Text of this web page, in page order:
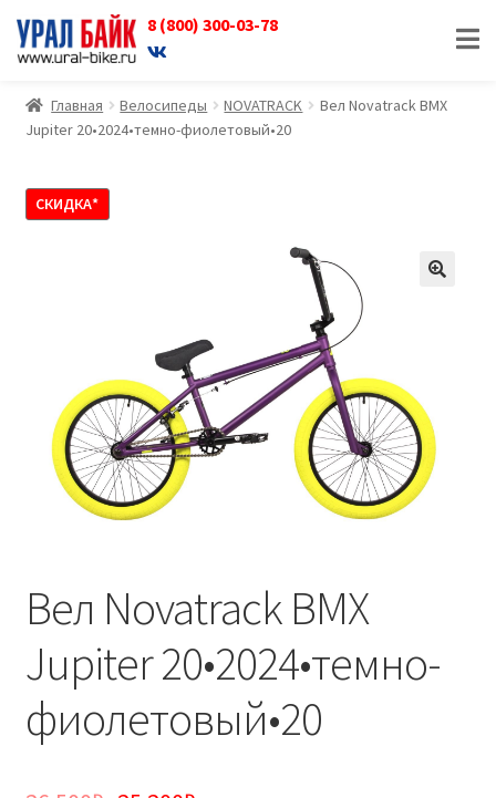
8 (800) 300-03-78
Перейти
к
навигации
Перейти
к
содержимому
Главная Велосипеды NOVATRACK
Вел Novatrack BMX
Jupiter 20•2024•темно-фиолетовый•20
СКИДКА*
Вел Novatrack BMX
Jupiter 20•2024•темно-
фиолетовый•20